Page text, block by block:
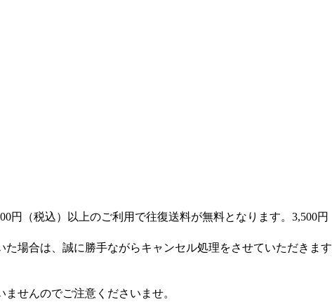
円（税込）以上のご利用で往復送料が無料となります。3,500
場合は、誠に勝手ながらキャンセル処理をさせていただきます
せんのでご注意くださいませ。